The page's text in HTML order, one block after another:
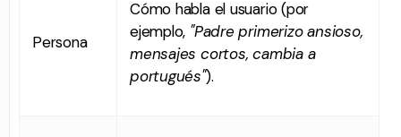
Persona
Cómo habla el usuario (por
ejemplo, "Padre primerizo ansioso,
mensajes cortos, cambia a
portugués").